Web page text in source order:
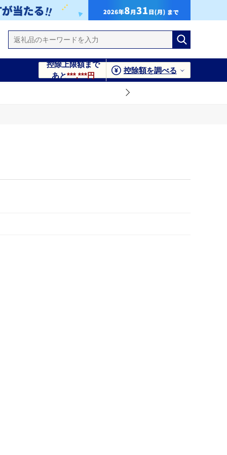
控除上限額まで
あと***,***円
控除額を調べる